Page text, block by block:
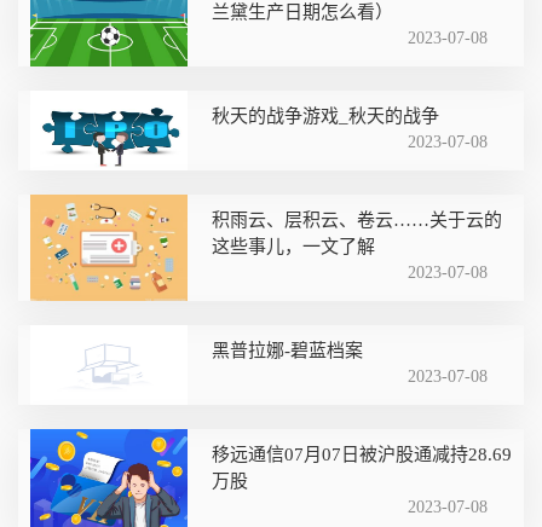
兰黛生产日期怎么看）
2023-07-08
秋天的战争游戏_秋天的战争
2023-07-08
积雨云、层积云、卷云……关于云的
这些事儿，一文了解
2023-07-08
黑普拉娜-碧蓝档案
2023-07-08
移远通信07月07日被沪股通减持28.69
万股
2023-07-08